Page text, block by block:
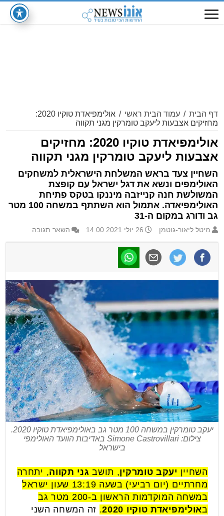
דף הבית / עמוד הבית ראשי /
אולימפיאדת טוקיו 2020:
מחזיקים אצבעות ליעקב טומרקין מגני תקווה
אולימפיאדת טוקיו 2020: מחזיקים
אצבעות ליעקב טומרקין מגני תקווה
השחיין צעד בראש המשלחת הישראלית למשחקים
האולימפים ונשא את דגל ישראל עם קופצת
המשולשת חנה קנייזבה מיננקו בטקס פתיחת
האולימפיאדה. אתמול הוא השתתף במשחה 100 מטר
גב ודורג במקום ה-31
מיטל ליאור-גוטמן 26 יולי 2021 14:00 השאר תגובה
יעקב טומרקין במשחה 100 מטר גב באולימפיאדת טוקיו 2020.
צילום: Simone Castrovillari באדיבות הוועד האולימפי
בישראל
השחיין יעקב טומרקין, תושב גני תקווה, יתחרה
מחרתיים (יום רביעי) בשעה 13:19 שעון ישראל
במשחה המוקדמות הראשון ב-200 מטר גב
באולימפיאדת טוקיו 2020 . זה המשחה השני